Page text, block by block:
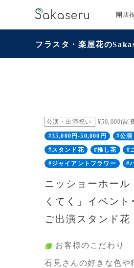
開店
フラスタ・楽屋花の
公演・出演祝い ¥50,000(諸
#35,000円-50,000円 #公演
#スタンド花
#推し花 #
#ジャイアントフラワー
#
ニッショーホー
くてく」イベン
ご出演スタンド花
お客様のこだわり
石見さんの好きな色や